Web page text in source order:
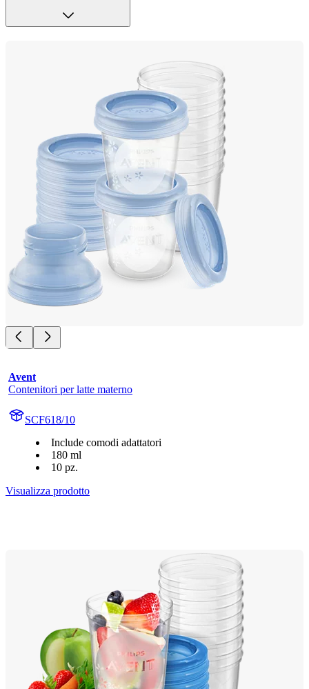
Avent
Contenitori per latte materno
SCF618/10
Include comodi adattatori
180 ml
10 pz.
Visualizza prodotto